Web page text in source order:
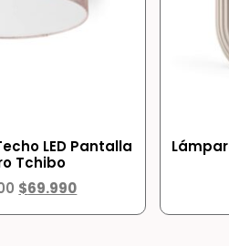
LED Pantalla
Tchibo
$69.990